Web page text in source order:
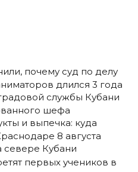
почему суд по делу
длился 3 года
службы Кубани
шефа
и выпечка: куда
8 августа
севере Кубани
первых учеников в